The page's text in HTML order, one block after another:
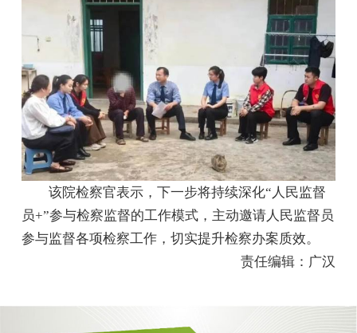
该院检察官表示，下一步将持续深化“人民监督
员+”参与检察监督的工作模式，主动邀请人民监督员
参与监督各项检察工作，切实提升检察办案质效。
责任编辑：广汉